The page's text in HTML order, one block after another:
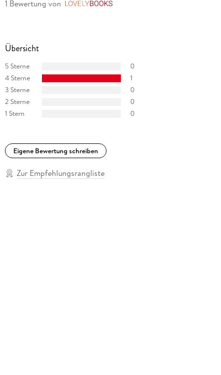
1 Bewertung von
Übersicht
5 Sterne
0
4 Sterne
1
3 Sterne
0
2 Sterne
0
1 Stern
0
Eigene Bewertung schreiben
Zur Empfehlungsrangliste